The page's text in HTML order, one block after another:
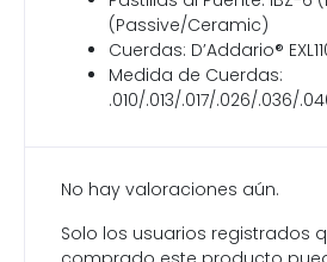
(Passive/Ceramic)
Cuerdas: D’Addario®
Medida de Cuerdas:
.010/.013/.017/.026/.036/
No hay valoraciones aún.
Solo los usuarios registrados